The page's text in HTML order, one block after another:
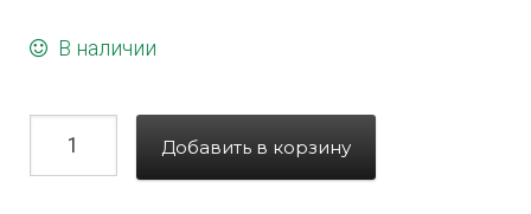
В наличии
Добавить в корзину